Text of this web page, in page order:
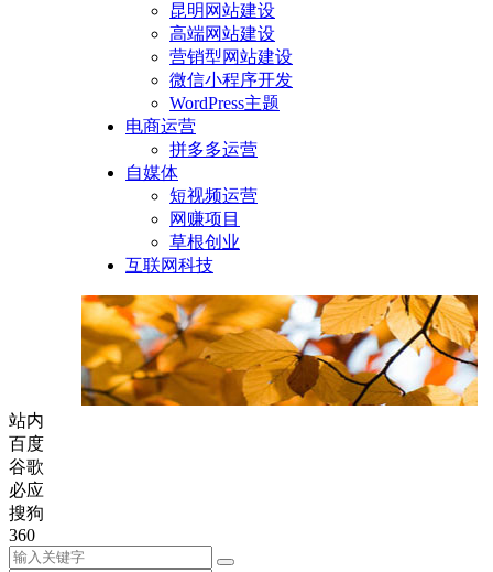
昆明网站建设
高端网站建设
营销型网站建设
微信小程序开发
WordPress主题
电商运营
拼多多运营
自媒体
短视频运营
网赚项目
草根创业
互联网科技
站内
百度
谷歌
必应
搜狗
360